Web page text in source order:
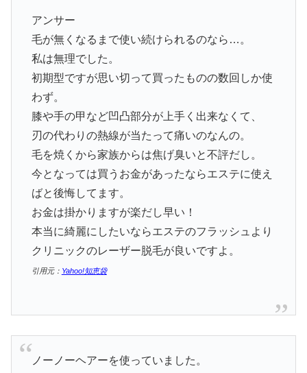
アンサー
毛が無くなるまで使い続けられるのなら…。
私は無理でした。
初期型ですが思い切って買ったものの数回しか使
わず。
膝や手の甲など凹凸部分が上手く出来なくて、
刃の代わりの熱線が当たって痛いのなんの。
毛を焼くから家族からは焦げ臭いと不評だし。
今となっては買うお金があったならエステに使え
ばと後悔してます。
お金は掛かりますが楽だし早い！
本当に綺麗にしたいならエステのフラッシュより
クリニックのレーザー脱毛が良いですよ。
引用元： Yahoo!知恵袋
ノーノーヘアーを使っていました。